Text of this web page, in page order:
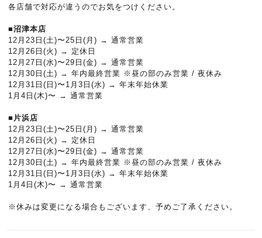
各店舗で対応が違うのでお気をつけください。
■沼津本店
12月23日(土)〜25日(月) → 通常営業
12月26日(火) → 定休日
12月27日(水)〜29日(金) → 通常営業
12月30日(土) → 年内最終営業 ※昼の部のみ営業 / 夜休み
12月31日(日)〜1月3日(水) → 年末年始休業
1月4日(木)〜 → 通常営業
■片浜店
12月23日(土)〜25日(月) → 通常営業
12月26日(火) → 定休日
12月27日(水)〜29日(金) → 通常営業
12月30日(土) → 年内最終営業 ※昼の部のみ営業 / 夜休み
12月31日(日)〜1月3日(水) → 年末年始休業
1月4日(木)〜 → 通常営業
※休みは変更になる場合もございます、予めご了承ください。